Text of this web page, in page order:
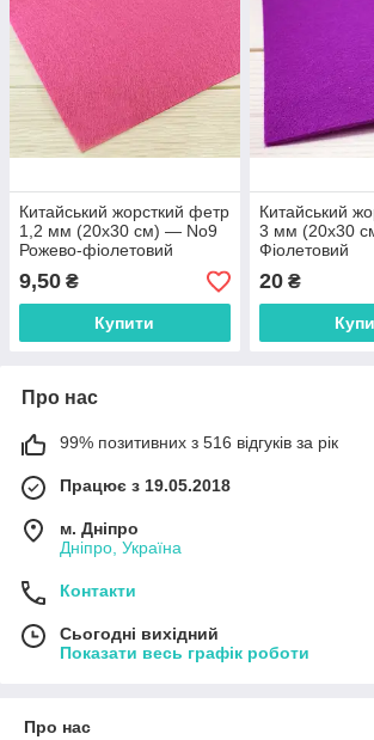
Китайський жорсткий фетр
1,2 мм (20х30 см) — No9
Рожево-фіолетовий
9,50 ₴
Купити
Китайський
3 мм (20х30
Фіолетовий
20₴
Про нас
99% позитивних з 516 відгуків за рік
Працює з 19.05.2018
м. Дніпро
Дніпро, Україна
Контакти
Сьогодні вихідний
Показати весь графік роботи
Про нас